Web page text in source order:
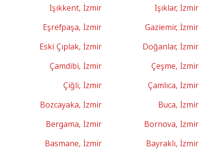
Işıklar, İzmir
Işıkkent, İzmir
Gaziemir, İzmir
Eşrefpaşa, İzmir
Doğanlar, İzmir
Eski Çıplak, İzmir
Çeşme, İzmir
Çamdibi, İzmir
Çamlıca, İzmir
Çiğli, İzmir
Buca, İzmir
Bozcayaka, İzmir
Bornova, İzmir
Bergama, İzmir
Bayraklı, İzmir
Basmane, İzmir